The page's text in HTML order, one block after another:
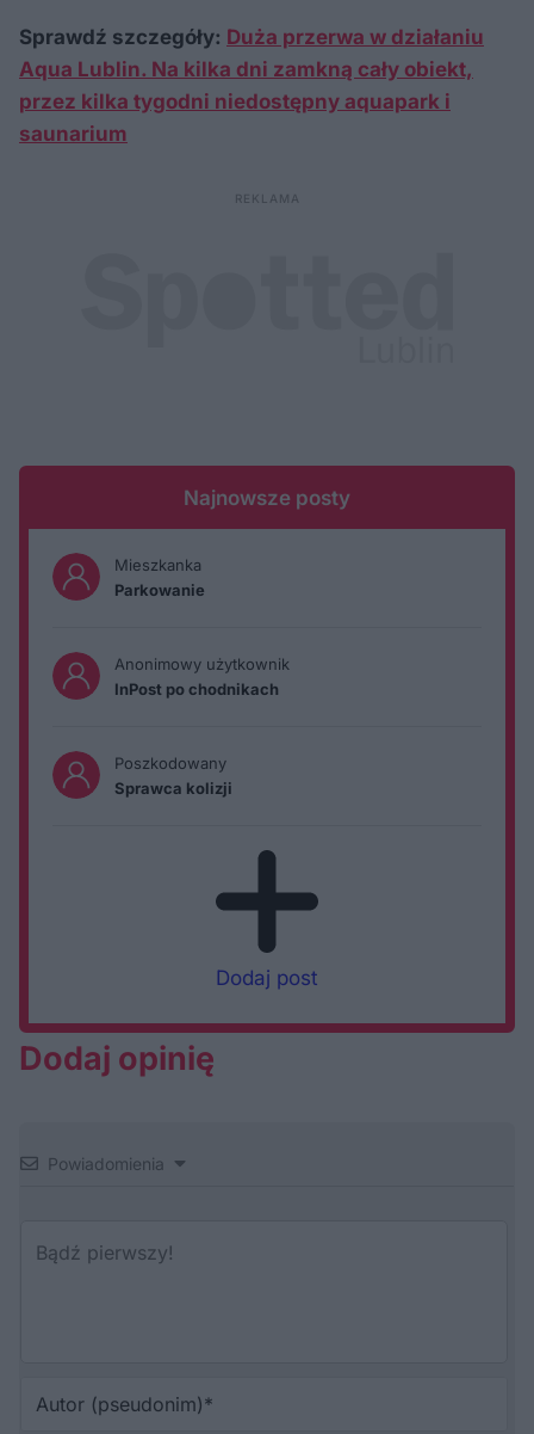
Sprawdź szczegóły: Duża przerwa w działaniu
Aqua Lublin. Na kilka dni zamkną cały obiekt,
przez kilka tygodni niedostępny aquapark i
saunarium
Najnowsze posty
Mieszkanka
Parkowanie
Anonimowy użytkownik
InPost po chodnikach
Poszkodowany
Sprawca kolizji
Dodaj post
Dodaj opinię
Powiadomienia